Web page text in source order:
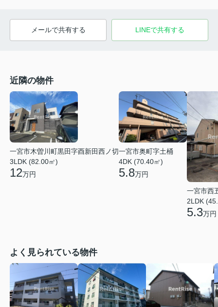
メールで共有する LINEで共有する
近隣の物件
一宮市木曽川町黒田字酉新田西ノ切
3LDK (82.00㎡)
12万円
一宮市奥町字土桶
4DK (70.40㎡)
5.8万円
一宮市西
2LDK
5.3万円
よく見られている物件